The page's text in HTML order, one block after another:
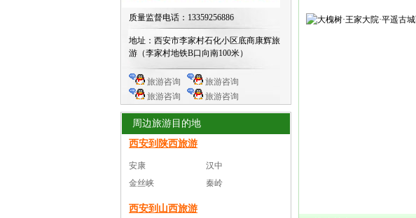
2026年07月30日 成功预订
质量监督电话：13359256886
地址：西安市李家村石化小区底商康辉旅
游（李家村地铁B口向南100米）
旅游咨询
旅游咨询
旅游咨询
旅游咨询
周边旅游目的地
西安到陕西旅游
安康
汉中
金丝峡
秦岭
西安到山西旅游